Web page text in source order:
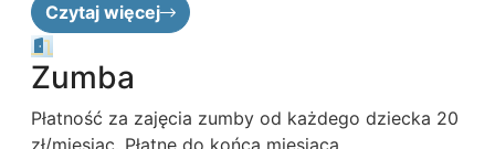
Czytaj więcej
Zumba
Płatność za zajęcia zumby od każdego dziecka 20
zł/miesiąc. Płatne do końca miesiąca